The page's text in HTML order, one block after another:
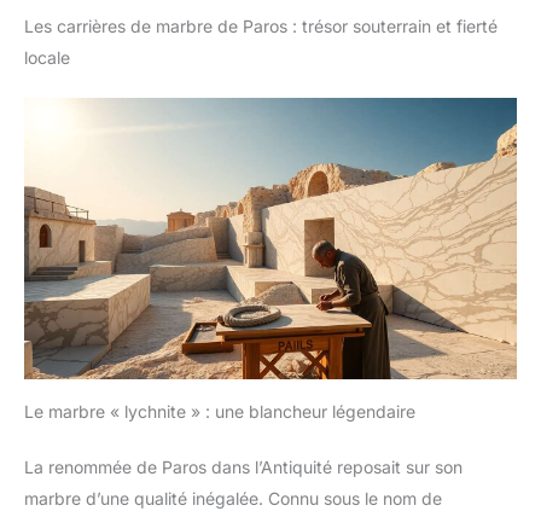
Les carrières de marbre de Paros : trésor souterrain et fierté
locale
Le marbre « lychnite » : une blancheur légendaire
La renommée de Paros dans l’Antiquité reposait sur son
marbre d’une qualité inégalée. Connu sous le nom de